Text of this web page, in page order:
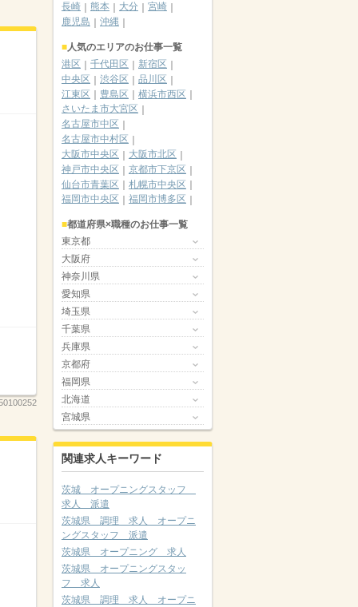
長崎
熊本 大分
宮崎
鹿児島
沖縄
人気のエリアのお仕事一覧
港区
千代田区
新宿区
中央区
渋谷区
品川区
江東区
豊島区
横浜市西区
さいたま市大宮区
名古屋市中区
名古屋市中村区
大阪市中央区
大阪市北区
神戸市中央区
京都市下京区
仙台市青葉区
札幌市中央区
福岡市中央区
福岡市博多区
都道府県×職種のお仕事一覧
東京都
大阪府
神奈川県
愛知県
埼玉県
千葉県
兵庫県
京都府
福岡県
北海道
宮城県
関連求人キーワード
茨城 オープニングスタッフ
求人 派遣
茨城県 調理 求人 オープニ
ングスタッフ 派遣
茨城県 オープニング 求人
茨城県 オープニングスタッ
フ 求人
茨城県 調理 求人 オープニ